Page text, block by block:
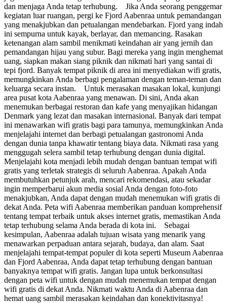
dan menjaga Anda tetap terhubung. Jika Anda seorang penggemar
kegiatan luar ruangan, pergi ke Fjord Aabenraa untuk pemandangan
yang menakjubkan dan petualangan mendebarkan. Fjord yang indah
ini sempurna untuk kayak, berlayar, dan memancing. Rasakan
ketenangan alam sambil menikmati keindahan air yang jernih dan
pemandangan hijau yang subur. Bagi mereka yang ingin menghemat
uang, siapkan makan siang piknik dan nikmati hari yang santai di
tepi fjord. Banyak tempat piknik di area ini menyediakan wifi gratis,
memungkinkan Anda berbagi pengalaman dengan teman-teman dan
keluarga secara instan. Untuk merasakan masakan lokal, kunjungi
area pusat kota Aabenraa yang menawan. Di sini, Anda akan
menemukan berbagai restoran dan kafe yang menyajikan hidangan
Denmark yang lezat dan masakan internasional. Banyak dari tempat
ini menawarkan wifi gratis bagi para tamunya, memungkinkan Anda
menjelajahi internet dan berbagi petualangan gastronomi Anda
dengan dunia tanpa khawatir tentang biaya data. Nikmati rasa yang
menggugah selera sambil tetap terhubung dengan dunia digital.
Menjelajahi kota menjadi lebih mudah dengan bantuan tempat wifi
gratis yang terletak strategis di seluruh Aabenraa. Apakah Anda
membutuhkan petunjuk arah, mencari rekomendasi, atau sekadar
ingin memperbarui akun media sosial Anda dengan foto-foto
menakjubkan, Anda dapat dengan mudah menemukan wifi gratis di
dekat Anda. Peta wifi Aabenraa memberikan panduan komprehensif
tentang tempat terbaik untuk akses internet gratis, memastikan Anda
tetap terhubung selama Anda berada di kota ini. Sebagai
kesimpulan, Aabenraa adalah tujuan wisata yang menarik yang
menawarkan perpaduan antara sejarah, budaya, dan alam. Saat
menjelajahi tempat-tempat populer di kota seperti Museum Aabenraa
dan Fjord Aabenraa, Anda dapat tetap terhubung dengan bantuan
banyaknya tempat wifi gratis. Jangan lupa untuk berkonsultasi
dengan peta wifi untuk dengan mudah menemukan tempat dengan
wifi gratis di dekat Anda. Nikmati waktu Anda di Aabenraa dan
hemat uang sambil merasakan keindahan dan konektivitasnya!